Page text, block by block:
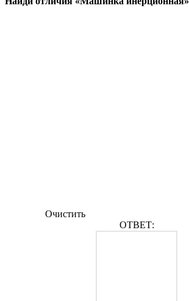
Очистить
ОТВЕТ: